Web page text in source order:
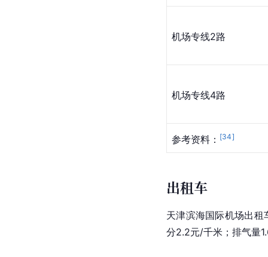
机场专线2路
机场专线4路
参考资料： [34]
出租车
天津滨海国际机场出
分2.2元/千米；排气量